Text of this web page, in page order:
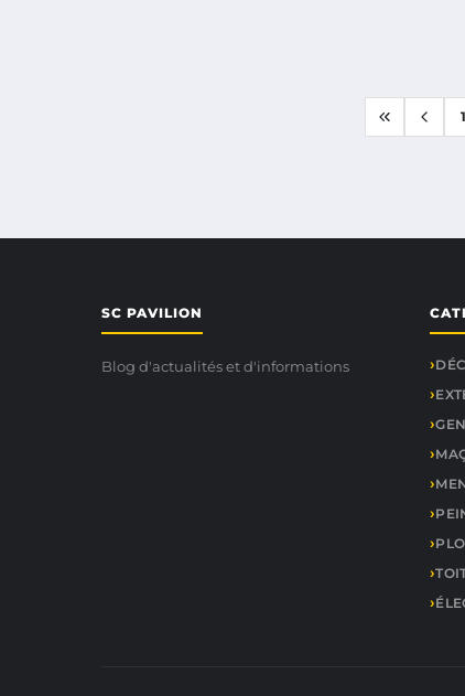
1
SC PAVILION
Blog d'actualités et d'informations